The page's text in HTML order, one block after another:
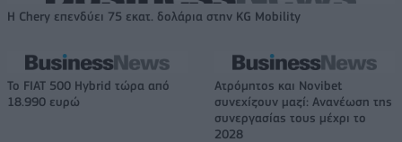
Η Chery επενδύει 75 εκατ. δολάρια στην KG Mobility
Το FIAT 500 Hybrid τώρα από
18.990 ευρώ
Ατρόμητος και Novibet
συνεχίζουν μαζί: Ανανέωση της
συνεργασίας τους μέχρι το
2028